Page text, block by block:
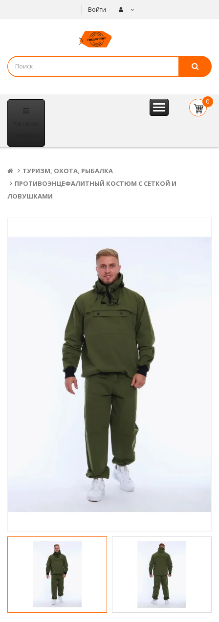
Войти
0
ТУРИЗМ, ОХОТА, РЫБАЛКА
ПРОТИВОЭНЦЕФАЛИТНЫЙ КОСТЮМ С СЕТКОЙ И
ЛОВУШКАМИ